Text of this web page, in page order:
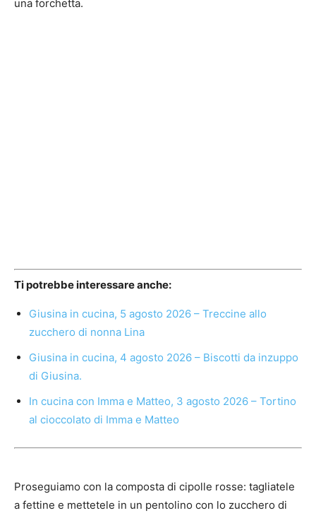
una forchetta.
Ti potrebbe interessare anche:
Giusina in cucina, 5 agosto 2026 – Treccine allo
zucchero di nonna Lina
Giusina in cucina, 4 agosto 2026 – Biscotti da inzuppo
di Giusina.
In cucina con Imma e Matteo, 3 agosto 2026 – Tortino
al cioccolato di Imma e Matteo
Proseguiamo con la composta di cipolle rosse: tagliatele
a fettine e mettetele in un pentolino con lo zucchero di